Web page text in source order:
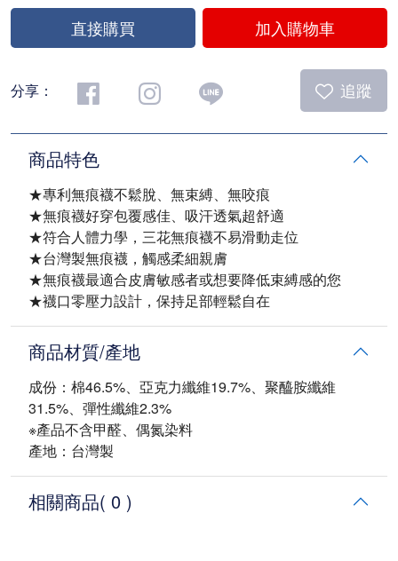
直接購買 加入購物車
分享： 追蹤
商品特色
★專利無痕襪不鬆脫、無束縛、無咬痕
★無痕襪好穿包覆感佳、吸汗透氣超舒適
★符合人體力學，三花無痕襪不易滑動走位
★台灣製無痕襪，觸感柔細親膚
★無痕襪最適合皮膚敏感者或想要降低束縛感的您
★襪口零壓力設計，保持足部輕鬆自在
商品材質/產地
成份：棉46.5%、亞克力纖維19.7%、聚醯胺纖維
31.5%、彈性纖維2.3%
※產品不含甲醛、偶氮染料
產地：台灣製
相關商品( 0 )